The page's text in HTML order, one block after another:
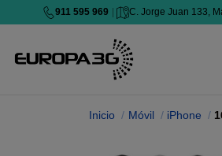
911 595 969 C. Jorge Juan 133,
Inicio Móvil iPhone